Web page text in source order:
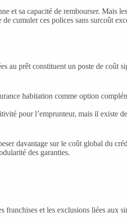
et sa capacité de rembourser. Mais
cumuler ces polices sans surcoût
au prêt constituent un poste de
habitation comme option
pour l’emprunteur, mais il existe
davantage sur le coût global du
des garanties.
et les exclusions liées